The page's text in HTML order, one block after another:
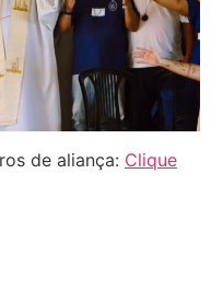
de aliança: Clique